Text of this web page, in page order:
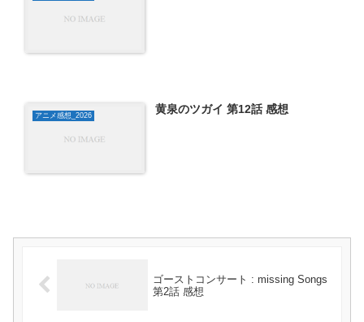
アニメ感想_2026 黄泉のツガイ 第12話 感想
ゴーストコンサート : missing Songs
第2話 感想